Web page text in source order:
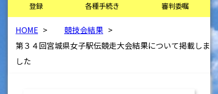
登録 各種手続き 審判委嘱
HOME > 競技会結果 >
第３４回宮城県女子駅伝競走大会結果について掲載しま
した